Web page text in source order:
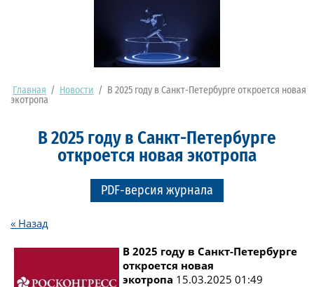
Главная / Новости /
В 2025 году в Санкт-Петербурге откроется новая
экотропа
В 2025 году в Санкт-Петербурге
откроется новая экотропа
PDF-версия журнала
« Назад
В 2025 году в Санкт-Петербурге
откроется новая
экотропа 15.03.2025 01:49